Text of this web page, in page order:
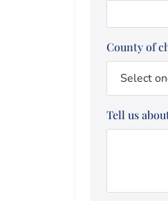
County of
Tell us